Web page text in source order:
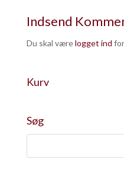
Indsend
Du skal værelogget ind
Kurv
Søg